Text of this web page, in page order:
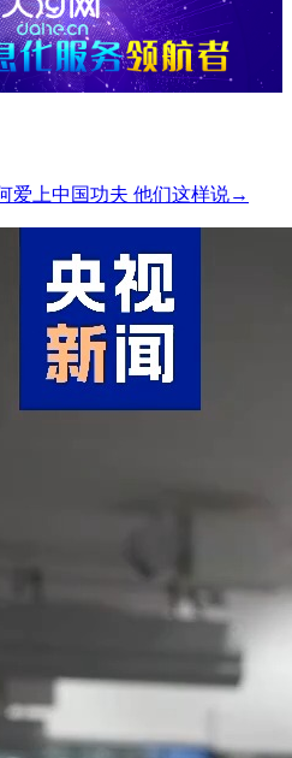
爱上中国功夫 他们这样说→